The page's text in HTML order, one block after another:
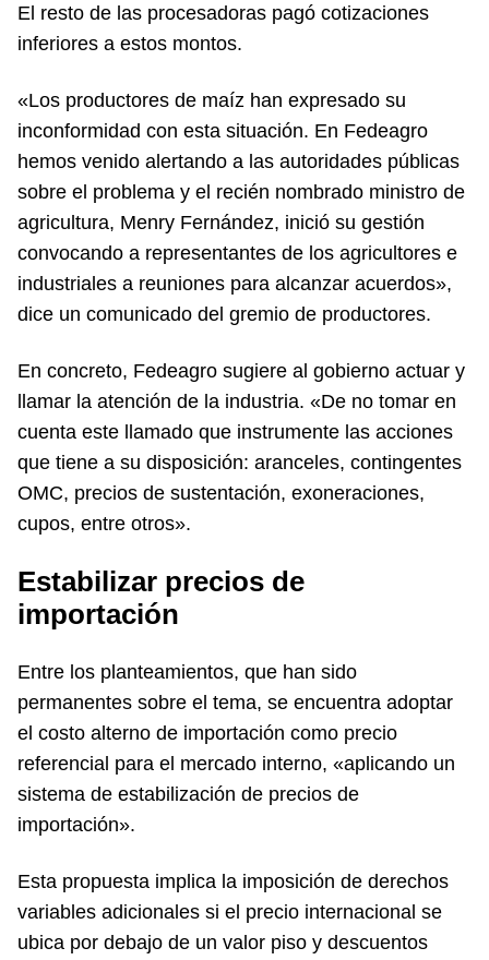
El resto de las procesadoras pagó cotizaciones
inferiores a estos montos.
«Los productores de maíz han expresado su
inconformidad con esta situación. En Fedeagro
hemos venido alertando a las autoridades públicas
sobre el problema y el recién nombrado ministro de
agricultura, Menry Fernández, inició su gestión
convocando a representantes de los agricultores e
industriales a reuniones para alcanzar acuerdos»,
dice un comunicado del gremio de productores.
En concreto, Fedeagro sugiere al gobierno actuar y
llamar la atención de la industria. «De no tomar en
cuenta este llamado que instrumente las acciones
que tiene a su disposición: aranceles, contingentes
OMC, precios de sustentación, exoneraciones,
cupos, entre otros».
Estabilizar precios de
importación
Entre los planteamientos, que han sido
permanentes sobre el tema, se encuentra adoptar
el costo alterno de importación como precio
referencial para el mercado interno, «aplicando un
sistema de estabilización de precios de
importación».
Esta propuesta implica la imposición de derechos
variables adicionales si el precio internacional se
ubica por debajo de un valor piso y descuentos